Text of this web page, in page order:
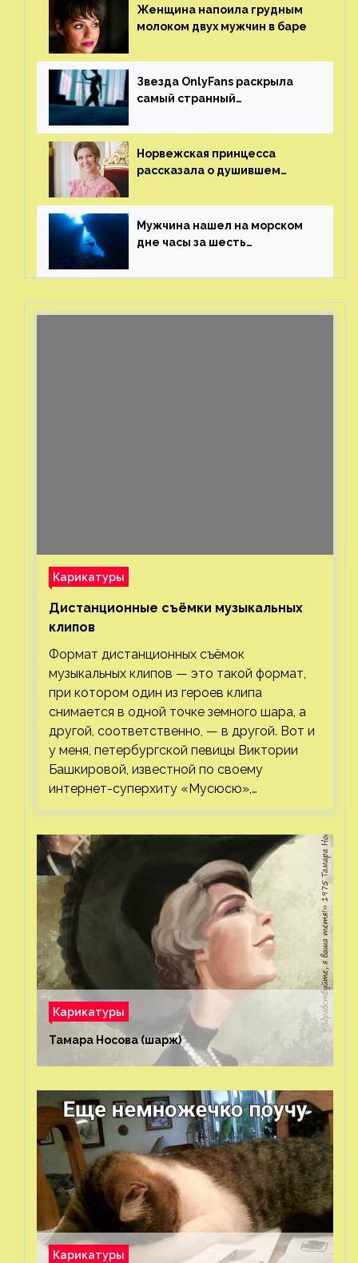
Женщина напоила грудным
молоком двух мужчин в баре
Звезда OnlyFans раскрыла
самый странный
от фаната
Норвежская принцесса
рассказала о душившем
генерала
Мужчина нашел на морском
дне часы за шесть
с помощью пластиковых
Карикатуры
Дистанционные съёмки музыкальных
клипов⁠⁠
Формат дистанционных съёмок
музыкальных клипов — это такой формат,
при котором один из героев клипа
снимается в одной точке земного шара, а
другой, соответственно, — в другой. Вот и
у меня, петербургской певицы Виктории
Башкировой, известной по своему
интернет-суперхиту «Мусюсю»,…
Карикатуры
Тамара Носова (шарж)⁠⁠
Карикатуры